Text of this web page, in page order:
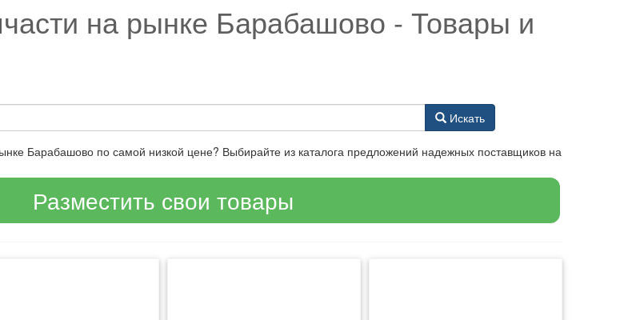
на рынке Барабашово - Товары и
Искать
Барабашово по самой низкой цене? Выбирайте из каталога предложений надежных поставщиков на
Разместить свои товары